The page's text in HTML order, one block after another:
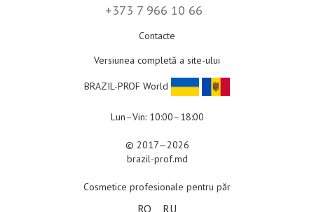
+373 7 966 10 66
Contacte
Versiunea completă a site-ului
BRAZIL-PROF World
Lun–Vin: 10:00–18:00
© 2017—2026
brazil-prof.md
Cosmetice profesionale pentru păr
RO RU